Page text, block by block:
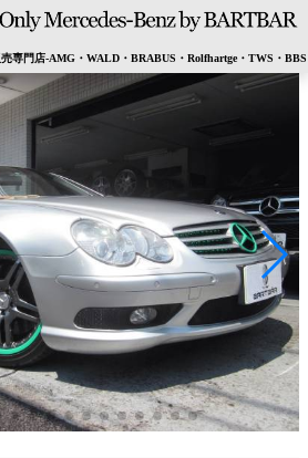
専門店-AMG・WALD・BRABUS・Rolfhartge・TWS・BBS